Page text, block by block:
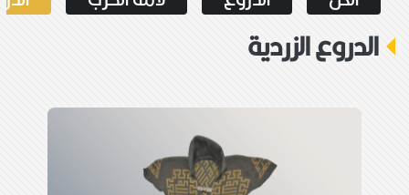
الدروع الزردية